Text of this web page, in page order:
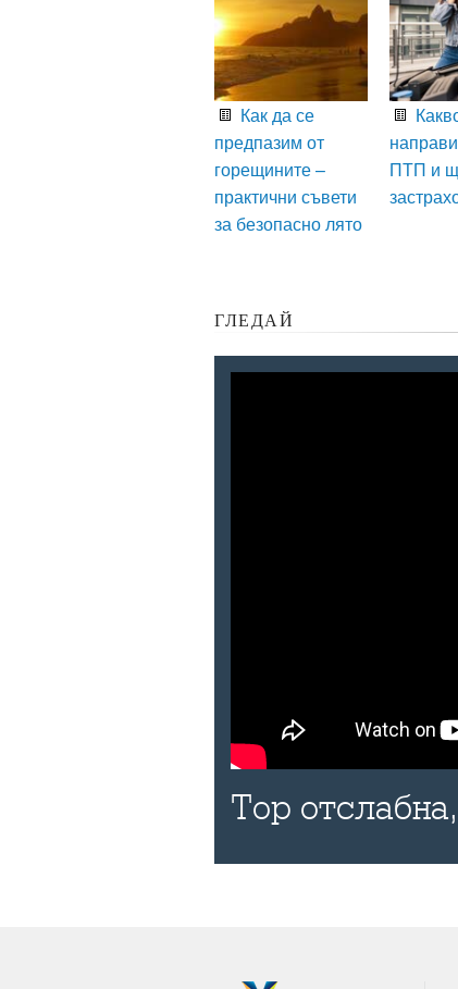
Как да се
предпазим от
горещините –
практични съвети
за безопасно лято
ПТП и
ГЛЕДАЙ
Тор